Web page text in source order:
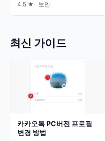
4.5 ★ 보안
최신 가이드
카카오톡 PC버전 프로필
변경 방법